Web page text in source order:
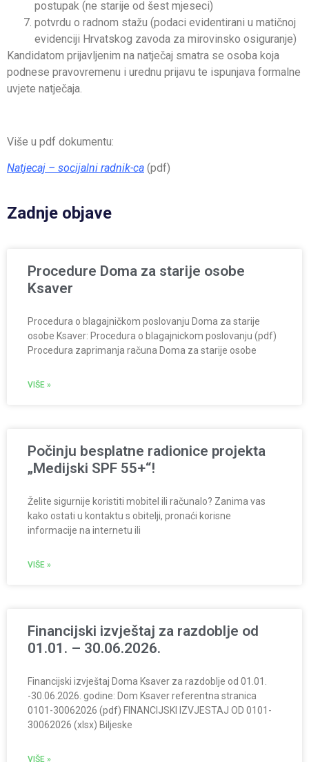
postupak (ne starije od šest mjeseci)
potvrdu o radnom stažu (podaci evidentirani u matičnoj
evidenciji Hrvatskog zavoda za mirovinsko osiguranje)
Kandidatom prijavljenim na natječaj smatra se osoba koja
podnese pravovremenu i urednu prijavu te ispunjava formalne
uvjete natječaja.
Više u pdf dokumentu:
Natjecaj – socijalni radnik-ca (pdf)
Zadnje objave
Procedure Doma za starije osobe
Ksaver
Procedura o blagajničkom poslovanju Doma za starije
osobe Ksaver: Procedura o blagajnickom poslovanju (pdf)
Procedura zaprimanja računa Doma za starije osobe
VIŠE »
Počinju besplatne radionice projekta
„Medijski SPF 55+“!
Želite sigurnije koristiti mobitel ili računalo? Zanima vas
kako ostati u kontaktu s obitelji, pronaći korisne
informacije na internetu ili
VIŠE »
Financijski izvještaj za razdoblje od
01.01. – 30.06.2026.
Financijski izvještaj Doma Ksaver za razdoblje od 01.01.
-30.06.2026. godine: Dom Ksaver referentna stranica
0101-30062026 (pdf) FINANCIJSKI IZVJESTAJ OD 0101-
30062026 (xlsx) Biljeske
VIŠE »